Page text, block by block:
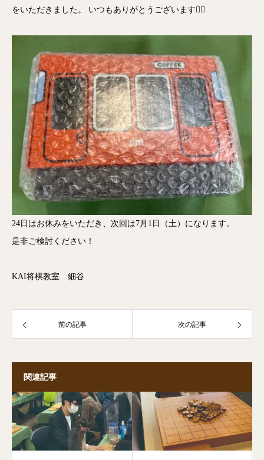
をいただきました。 いつもありがとうございます🙇‍♂️
24日はお休みをいただき、次回は7月1日（土）になります。
是非ご検討ください！
KAI将棋教室 細谷
前の記事 次の記事
関連記事